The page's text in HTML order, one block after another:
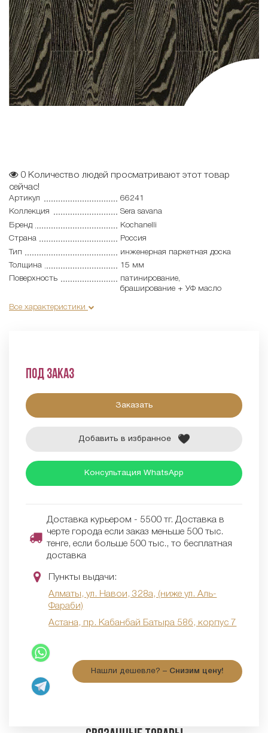
0 Количество людей просматривают этот товар
сейчас!
Артикул
66241
Коллекция
Sera savana
Бренд
Kochanelli
Страна
Россия
Тип
инженерная паркетная доска
Толщина
15 мм
Поверхность
патинирование,
браширование + УФ масло
Все характеристики
Под заказ
Заказать
Добавить в избранное
Консультация WhatsApp
Доставка курьером - 5500 тг. Доставка в
черте города если заказ меньше 500 тыс.
тенге, если больше 500 тыс., то бесплатная
доставка
Пункты выдачи:
Алматы, ул. Навои, 328а, (ниже ул. Аль-
Фараби)
Астана, пр. Кабанбай Батыра 58б, корпус 7
Нашли дешевле? – Снизим цену!